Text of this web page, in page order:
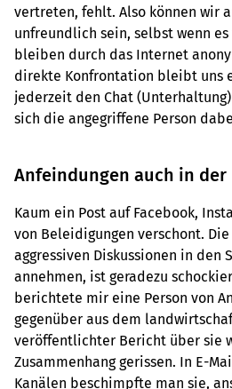
vertreten, fehlt. Also können wir
unfreundlich sein, selbst wenn
bleiben durch das Internet
direkte Konfrontation bleibt uns
jederzeit den Chat
sich die angegriffene Person
Anfeindungen auch in
Kaum ein Post auf Facebook,
von Beleidigungen verschont.
aggressiven Diskussionen in den
annehmen, ist geradezu
berichtete mir eine Person von
gegenüber aus dem
veröffentlichter Bericht über sie
Zusammenhang gerissen. In E-
Kanälen beschimpfte man sie,